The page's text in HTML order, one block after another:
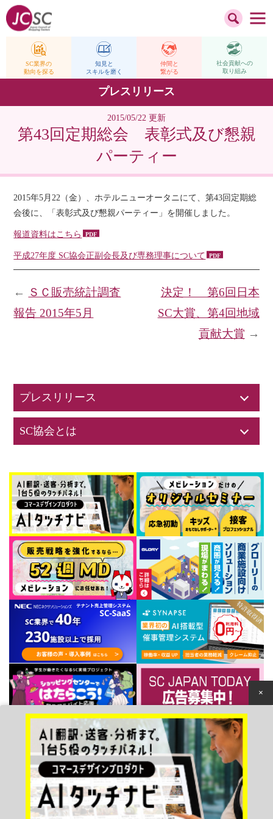
SC業界の
動向を探る
知見と
スキルを磨く
仲間と
繋がる
社会貢献への
取り組み
プレスリリース
2015/05/22 更新
第43回定期総会 表彰式及び懇親
パーティー
2015年5月22（金）、ホテルニューオータニにて、第43回定期総
会後に、「表彰式及び懇親パーティー」を開催しました。
報道資料はこちら
平成27年度 SC協会正副会長及び専務理事について
決定！ 第6回日本
SC大賞、第4回地域
貢献大賞 →
←
ＳＣ販売統計調査
報告 2015年5月
プレスリリース
SC協会とは
個人情報保護方針
© 2022 Japan Council of Shopping Centers
×